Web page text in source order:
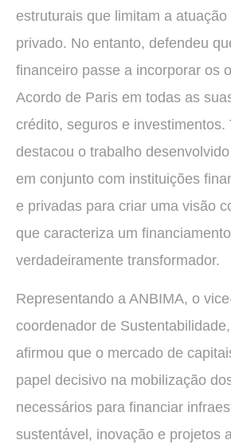
estruturais que limitam a atuação
privado. No entanto, defendeu
financeiro passe a incorporar os
Acordo de Paris em todas as
crédito, seguros e investimentos.
destacou o trabalho
em conjunto com instituições
e privadas para criar uma visão
que caracteriza um
verdadeiramente transformador.
Representando a ANBIMA, o
coordenador de
afirmou que o mercado de
papel decisivo na mobilização
necessários para financiar
sustentável, inovação e projetos